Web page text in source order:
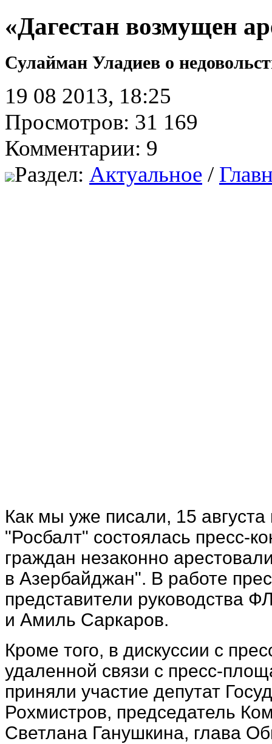
«Дагестан возмущен
Сулайман Уладиев о
19 08 2013, 18:25
Просмотров: 31 169
Комментарии: 9
Раздел: Актуальное /
Как мы уже писали, 15
"Росбалт" состоялась пресс-
граждан незаконно
в Азербайджан". В работе
представители руководства
и Амиль Саркаров.
Кроме того, в дискуссии с
удаленной связи с пресс-
приняли участие депутат
Рохмистров, председатель
Светлана Ганушкина, глава